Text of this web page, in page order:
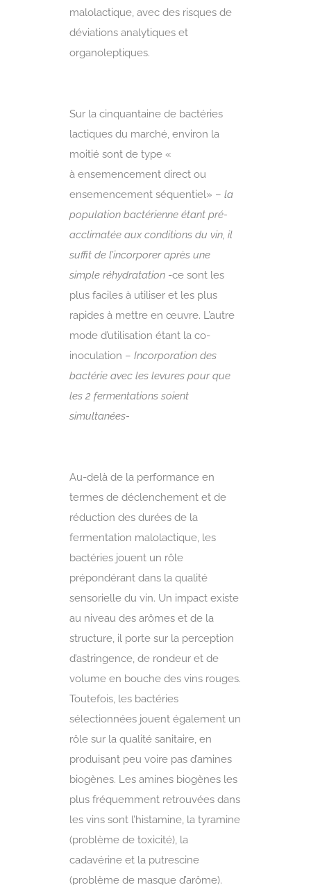
malolactique, avec des risques de
déviations analytiques et
organoleptiques.
Sur la cinquantaine de bactéries
lactiques du marché, environ la
moitié sont de type «
à ensemencement direct ou
ensemencement séquentiel» – la
population bactérienne étant pré-
acclimatée aux conditions du vin, il
suffit de l’incorporer après une
simple réhydratation -ce sont les
plus faciles à utiliser et les plus
rapides à mettre en œuvre. L’autre
mode d’utilisation étant la co-
inoculation – Incorporation des
bactérie avec les levures pour que
les 2 fermentations soient
simultanées-
Au-delà de la performance en
termes de déclenchement et de
réduction des durées de la
fermentation malolactique, les
bactéries jouent un rôle
prépondérant dans la qualité
sensorielle du vin. Un impact existe
au niveau des arômes et de la
structure, il porte sur la perception
d’astringence, de rondeur et de
volume en bouche des vins rouges.
Toutefois, les bactéries
sélectionnées jouent également un
rôle sur la qualité sanitaire, en
produisant peu voire pas d’amines
biogènes. Les amines biogènes les
plus fréquemment retrouvées dans
les vins sont l’histamine, la tyramine
(problème de toxicité), la
cadavérine et la putrescine
(problème de masque d’arôme).